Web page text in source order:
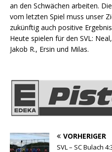
an den Schwächen arbeiten.
vom letzten Spiel muss unser
zukünftig auch positive
Heute spielen für den SVL:
Jakob R., Ersin und Milas.
VORHERIGER
SVL – SC Bulach